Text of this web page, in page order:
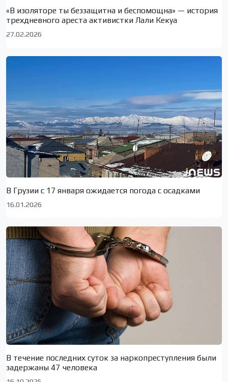
«В изоляторе ты беззащитна и беспомощна» — история
трехдневного ареста активистки Лали Кекуа
27.02.2026
В Грузии с 17 января ожидается погода с осадками
16.01.2026
В течение последних суток за наркопреступления были
задержаны 47 человека